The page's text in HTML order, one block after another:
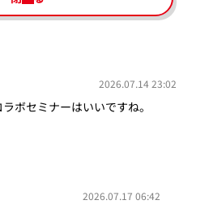
2026.07.14 23:02
ボセミナーはいいですね。
2026.07.17 06:42